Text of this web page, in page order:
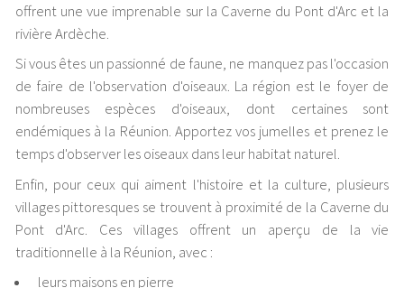
offrent une vue imprenable sur la Caverne du Pont d'Arc et la
rivière Ardèche.
Si vous êtes un passionné de faune, ne manquez pas l'occasion
de faire de l'observation d'oiseaux. La région est le foyer de
nombreuses espèces d'oiseaux, dont certaines sont
endémiques à la Réunion. Apportez vos jumelles et prenez le
temps d'observer les oiseaux dans leur habitat naturel.
Enfin, pour ceux qui aiment l'histoire et la culture, plusieurs
villages pittoresques se trouvent à proximité de la Caverne du
Pont d'Arc. Ces villages offrent un aperçu de la vie
traditionnelle à la Réunion, avec :
leurs maisons en pierre